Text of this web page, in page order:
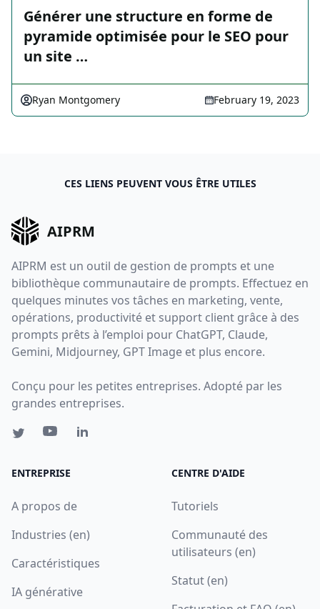
Générer une structure en forme de
pyramide optimisée pour le SEO pour
un site …
Ryan Montgomery February 19, 2023
CES LIENS PEUVENT VOUS ÊTRE UTILES
AIPRM
AIPRM est un outil de gestion de prompts et une
bibliothèque communautaire de prompts. Effectuez en
quelques minutes vos tâches en marketing, vente,
opérations, productivité et support client grâce à des
prompts prêts à l’emploi pour ChatGPT, Claude,
Gemini, Midjourney, GPT Image et plus encore.
Conçu pour les petites entreprises. Adopté par les
grandes entreprises.
ENTREPRISE
A propos de
Industries (en)
Caractéristiques
IA générative
CENTRE D'AIDE
Tutoriels
Communauté des
utilisateurs (en)
Statut (en)